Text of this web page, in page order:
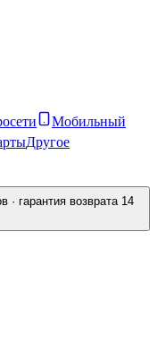
Мобильный
Другое
· гарантия возврата 14